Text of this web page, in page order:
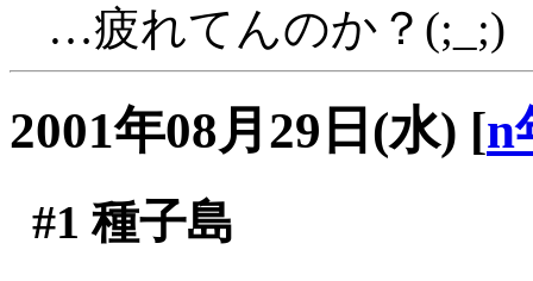
…疲れてんのか？(;_;)
2001年08月29日(水) [n
#1 種子島